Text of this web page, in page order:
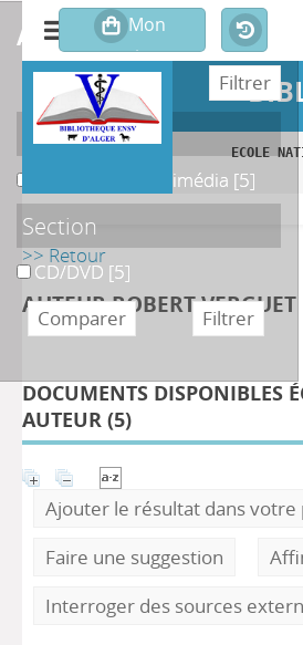
ECOLE
>> Retour
AUTEUR ROBERT VERGUET
DOCUMENTS DISPONIBLES
AUTEUR (5)
Ajouter le résultat dans votre
Faire une suggestion
Interroger des sources
affiner ou comparer
Localisation
D. Salle des Multimédia
D. Salle des Multimédia [5]
Section
CD/DVD
CD/DVD [5]